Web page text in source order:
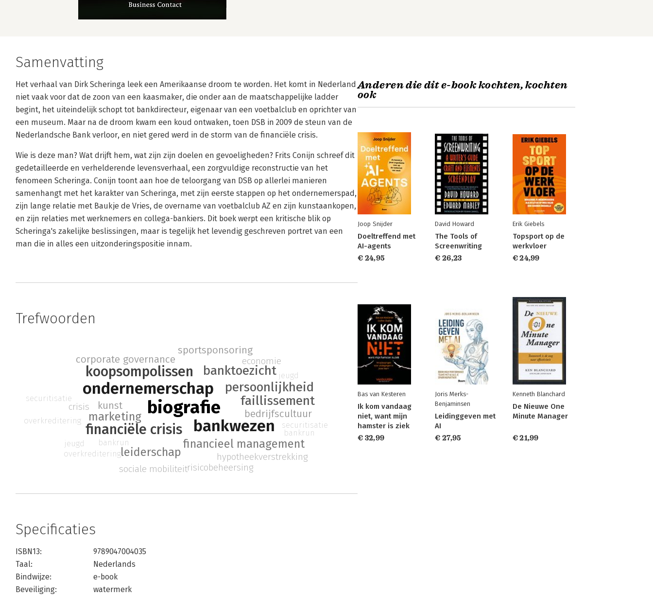
Samenvatting
Het verhaal van Dirk Scheringa leek een Amerikaanse droom te worden. Het komt in Nederland
niet vaak voor dat de zoon van een kaasmaker, die onder aan de maatschappelijke ladder
begint, het uiteindelijk schopt tot bankdirecteur, eigenaar van een voetbalclub en oprichter van
een museum. Maar na de droom kwam een koud ontwaken, toen DSB in 2009 de steun van de
Nederlandsche Bank verloor, en niet gered werd in de storm van de financiële crisis.
Wie is deze man? Wat drijft hem, wat zijn zijn doelen en gevoeligheden? Frits Conijn schreef dit
gedetailleerde en verhelderende levensverhaal, een zorgvuldige reconstructie van het
fenomeen Scheringa. Conijn toont aan hoe de teloorgang van DSB op allerlei manieren
samenhangt met het karakter van Scheringa, met zijn eerste stappen op het ondernemerspad,
zijn lange relatie met Baukje de Vries, de overname van voetbalclub AZ en zijn kunstaankopen,
en zijn relaties met werknemers en collega-bankiers. Dit boek werpt een kritische blik op
Scheringa's zakelijke beslissingen, maar is tegelijk het levendig geschreven portret van een
man die in alles een uitzonderingspositie innam.
Trefwoorden
biografie
ondernemerschap
bankwezen
financiële crisis
koopsompolissen
banktoezicht
persoonlijkheid
faillissement
marketing
financieel management
leiderschap
bedrijfscultuur
kunst
corporate governance
sportsponsoring
economie
crisis
hypotheekverstrekking
risicobeheersing
sociale mobiliteit
overkreditering
bankrun
jeugd
securitisatie
overkreditering
bankrun
jeugd
securitisatie
Specificaties
ISBN13:
9789047004035
Taal:
Nederlands
Bindwijze:
e-book
Beveiliging:
watermerk
Anderen die dit e-book kochten, kochten
ook
Joop Snijder
Doeltreffend met
AI-agents
€ 24,95
David Howard
The Tools of
Screenwriting
€ 26,23
Erik Giebels
Topsport op de
werkvloer
€ 24,99
Bas van Kesteren
Ik kom vandaag
niet, want mijn
hamster is ziek
€ 32,99
Joris Merks-
Benjaminsen
Leidinggeven met
AI
€ 27,95
Kenneth Blanchard
De Nieuwe One
Minute Manager
€ 21,99